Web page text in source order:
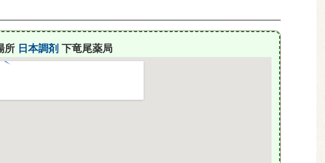
所 日本調剤 下竜尾薬局